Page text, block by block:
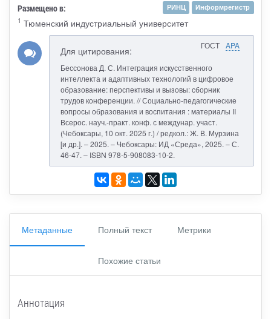
Размещено в: РИНЦ
Информрегистр
1 Тюменский индустриальный университет
ГОСТ APA
Для цитирования:
Бессонова Д. С. Интеграция искусственного
интеллекта и адаптивных технологий в цифровое
образование: перспективы и вызовы: сборник
трудов конференции. // Социально-педагогические
вопросы образования и воспитания : материалы II
Всерос. науч.-практ. конф. с междунар. участ.
(Чебоксары, 10 окт. 2025 г.) / редкол.: Ж. В. Мурзина
[и др.]. – 2025. – Чебоксары: ИД «Среда», 2025. – С.
46-47. – ISBN 978-5-908083-10-2.
Метаданные Полный текст Метрики
Похожие статьи
Аннотация